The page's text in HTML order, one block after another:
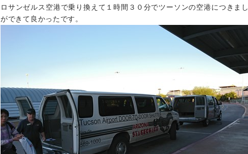
ロサンゼルス空港で乗り換えて１時間３０分でツーソンの空港につきま
ができて良かったです。